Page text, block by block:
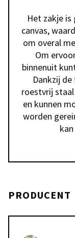
Het zakje
canvas,
om overal
Om
binnenuit
Dankzij
roestvrij
en kunnen
worden
PRODUCENT